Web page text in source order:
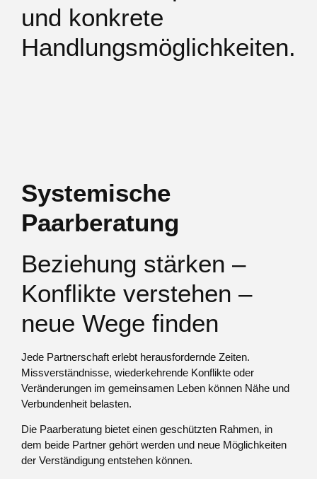
und konkrete
Handlungsmöglichkeiten.
Systemische
Paarberatung
Beziehung stärken –
Konflikte verstehen –
neue Wege finden
Jede Partnerschaft erlebt herausfordernde Zeiten.
Missverständnisse, wiederkehrende Konflikte oder
Veränderungen im gemeinsamen Leben können Nähe und
Verbundenheit belasten.
Die Paarberatung bietet einen geschützten Rahmen, in
dem beide Partner gehört werden und neue Möglichkeiten
der Verständigung entstehen können.